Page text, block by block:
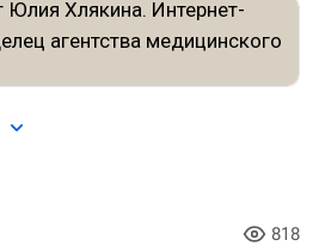
818